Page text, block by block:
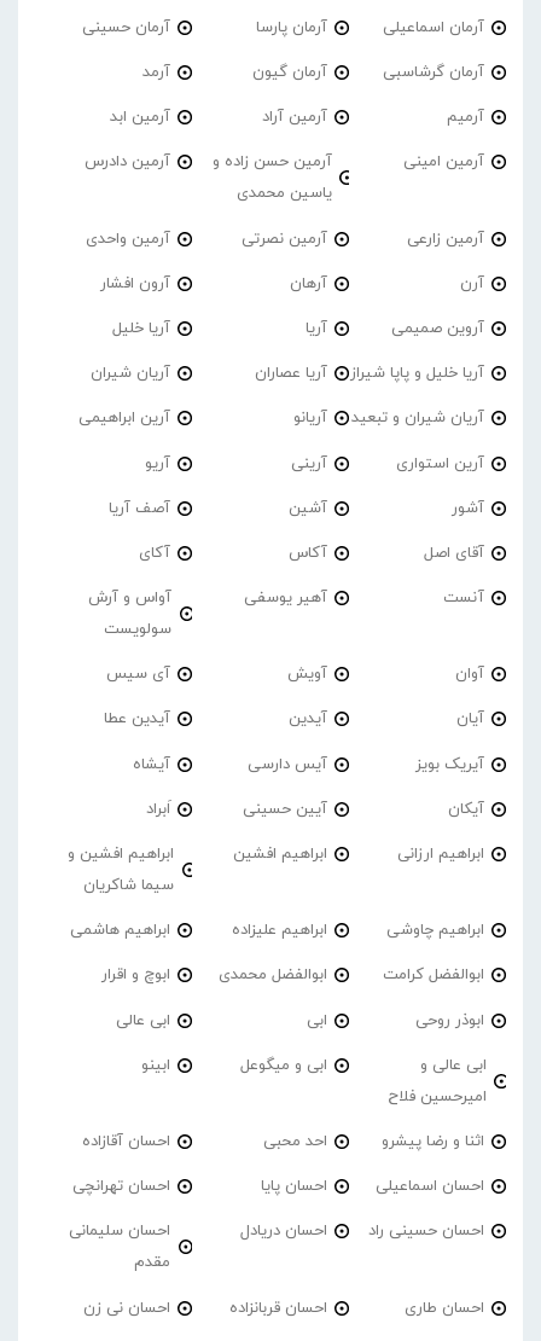
آرمان اسماعیلی آرمان پارسا آرمان حسینی
آرمان گرشاسبی آرمان گیون آرمد
آرمیم آرمین آراد آرمین ابد
آرمین امینی
آرمین حسن زاده و
یاسین محمدی
آرمین دادرس
آرمین زارعی آرمین نصرتی آرمین واحدی
آرن آرهان آرون افشار
آروین صمیمی آریا آریا خلیل
آریا خلیل و پاپا شیراز آریا عصاران آریان شیران
آریان شیران و تبعید آریانو آرین ابراهیمی
آرین استواری آرینی آریو
آشور آشین آصف آریا
آقای اصل آکاس آکای
آنست آهیر یوسفی
آواس و آرش
سولویست
آوان آویش آی سیس
آیان آیدین آیدین عطا
آیریک بویز آیس دارسی آیشاه
آیکان آیین حسینی اَبراد
ابراهیم ارزانی ابراهیم افشین
ابراهیم افشین و
سیما شاکریان
ابراهیم چاوشی ابراهیم علیزاده ابراهیم هاشمی
ابوالفضل کرامت ابوالفضل محمدی ابوچ و اقرار
ابوذر روحی ابی ابی عالی
ابی عالی و
امیرحسین فلاح
ابی و میگوعل ابینو
اثنا و رضا پیشرو احد محبی احسان آقازاده
احسان اسماعیلی احسان پایا احسان تهرانچی
احسان حسینی راد احسان دریادل
احسان سلیمانی
مقدم
احسان طاری احسان قربانزاده احسان نی زن